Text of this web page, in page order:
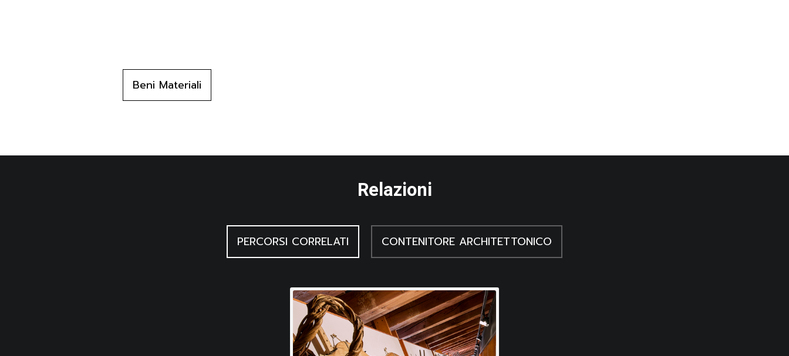
Pellegrini G. B./ Marcato C., Terminologia agricola friulana, Udine 1988, II
Penzi D., Guida al Museo Provinciale della Vita contadina, Pordenone 1987
Un imprest, Un imprest, una storia, una gota di vita, s.l. s. d.
Beni Materiali
Relazioni
PERCORSI CORRELATI CONTENITORE ARCHITETTONICO